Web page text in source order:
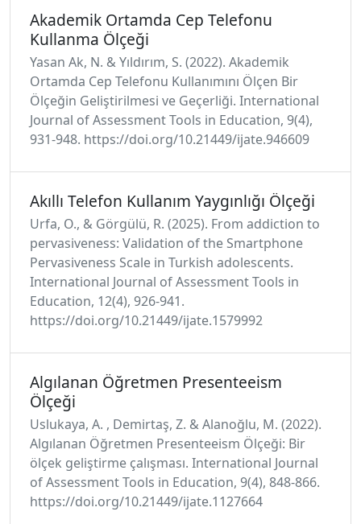
Akademik Ortamda Cep Telefonu
Kullanma Ölçeği
Yasan Ak, N. & Yıldırım, S. (2022). Akademik
Ortamda Cep Telefonu Kullanımını Ölçen Bir
Ölçeğin Geliştirilmesi ve Geçerliği. International
Journal of Assessment Tools in Education, 9(4),
931-948. https://doi.org/10.21449/ijate.946609
Akıllı Telefon Kullanım Yaygınlığı Ölçeği
Urfa, O., & Görgülü, R. (2025). From addiction to
pervasiveness: Validation of the Smartphone
Pervasiveness Scale in Turkish adolescents.
International Journal of Assessment Tools in
Education, 12(4), 926-941.
https://doi.org/10.21449/ijate.1579992
Algılanan Öğretmen Presenteeism
Ölçeği
Uslukaya, A. , Demirtaş, Z. & Alanoğlu, M. (2022).
Algılanan Öğretmen Presenteeism Ölçeği: Bir
ölçek geliştirme çalışması. International Journal
of Assessment Tools in Education, 9(4), 848-866.
https://doi.org/10.21449/ijate.1127664